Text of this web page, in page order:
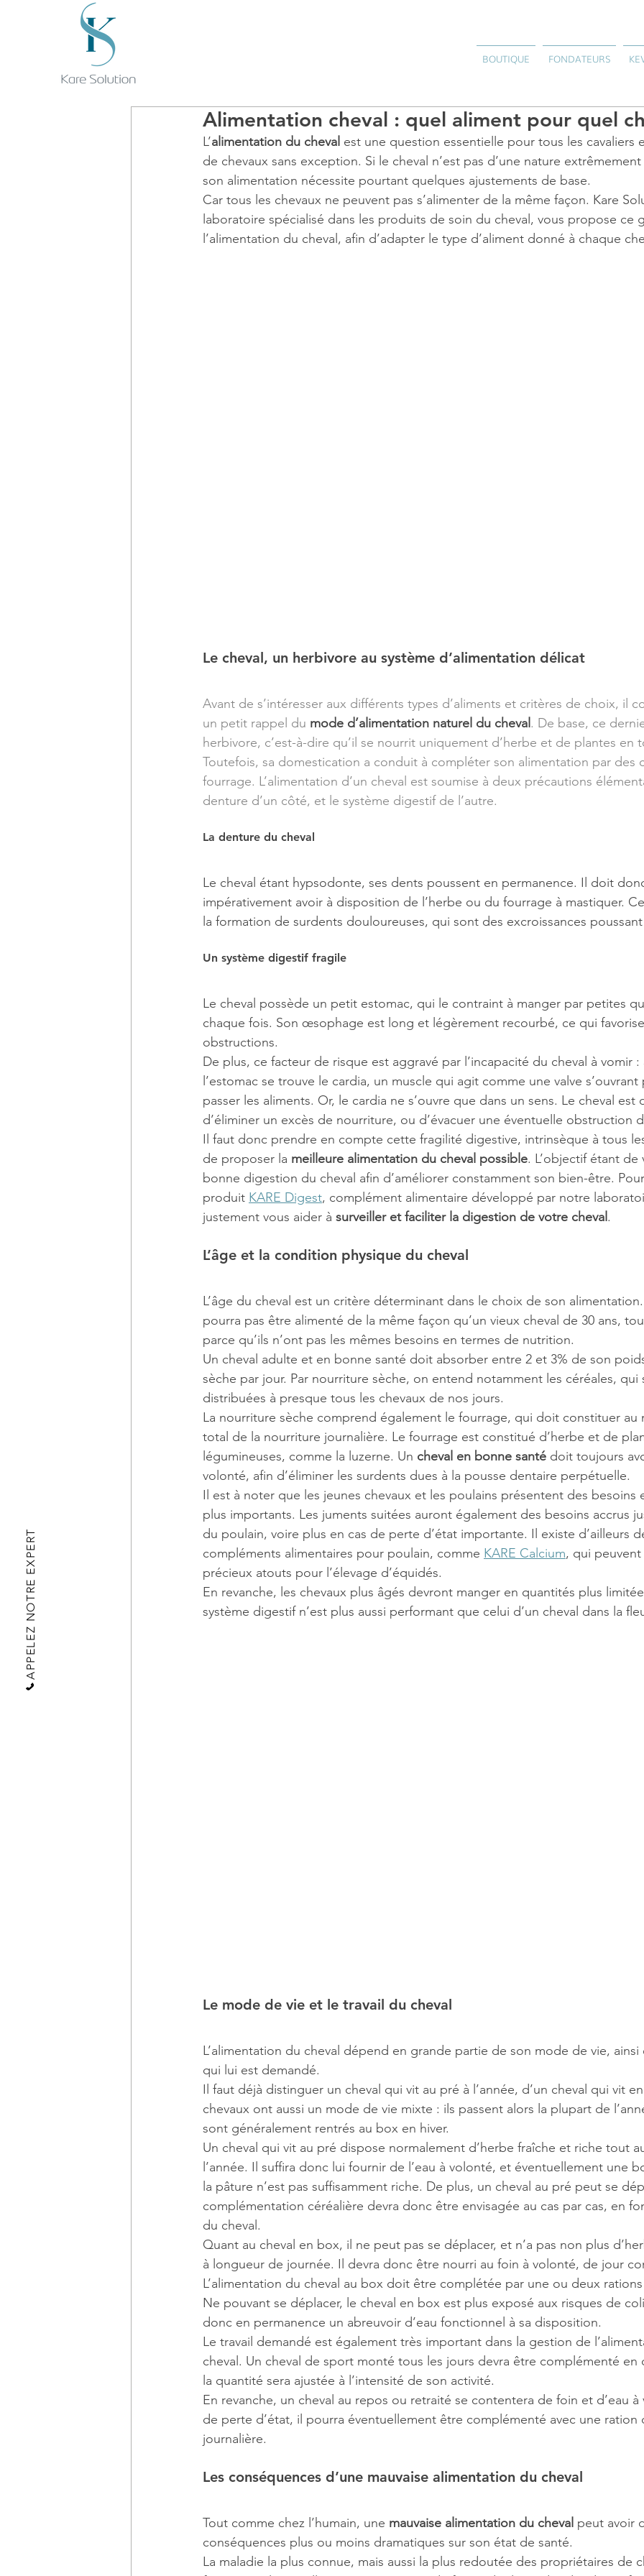
BOUTIQUE FONDATEURS
APPELEZ NOTRE EXPERT
Alimentation cheval : quel aliment pour quel
L’alimentation du cheval est une question essentielle pour tous les cavaliers
de chevaux sans exception. Si le cheval n’est pas d’une nature
son alimentation nécessite pourtant quelques ajustements de base.
Car tous les chevaux ne peuvent pas s’alimenter de la même façon. Kare
laboratoire spécialisé dans les produits de soin du cheval, vous propose ce
l’alimentation du cheval, afin d’adapter le type d’aliment donné à chaque
Le cheval, un herbivore au système d’alimentation délicat
Avant de s’intéresser aux différents types d’aliments et critères de choix, il
un petit rappel du mode d’alimentation naturel du cheval . De base, ce
herbivore, c’est-à-dire qu’il se nourrit uniquement d’herbe et de plantes en
Toutefois, sa domestication a conduit à compléter son alimentation par des
fourrage. L’alimentation d’un cheval est soumise à deux précautions
denture d’un côté, et le système digestif de l’autre.
La denture du cheval
Le cheval étant hypsodonte, ses dents poussent en permanence. Il doit
impérativement avoir à disposition de l’herbe ou du fourrage à mastiquer.
la formation de surdents douloureuses, qui sont des excroissances
Un système digestif fragile
Le cheval possède un petit estomac, qui le contraint à manger par petites
chaque fois. Son œsophage est long et légèrement recourbé, ce qui
obstructions.
De plus, ce facteur de risque est aggravé par l’incapacité du cheval à vomir :
l’estomac se trouve le cardia, un muscle qui agit comme une valve s’ouvrant
passer les aliments. Or, le cardia ne s’ouvre que dans un sens. Le cheval est
d’éliminer un excès de nourriture, ou d’évacuer une éventuelle obstruction
Il faut donc prendre en compte cette fragilité digestive, intrinsèque à tous
de proposer la meilleure alimentation du cheval possible. L’objectif étant de
bonne digestion du cheval afin d’améliorer constamment son bien-être.
produit KARE Digest, complément alimentaire développé par notre
justement vous aider à surveiller et faciliter la digestion de votre cheval .
L’âge et la condition physique du cheval
L’âge du cheval est un critère déterminant dans le choix de son
pourra pas être alimenté de la même façon qu’un vieux cheval de 30 ans,
parce qu’ils n’ont pas les mêmes besoins en termes de nutrition.
Un cheval adulte et en bonne santé doit absorber entre 2 et 3% de son
sèche par jour. Par nourriture sèche, on entend notamment les céréales, qui
distribuées à presque tous les chevaux de nos jours.
La nourriture sèche comprend également le fourrage, qui doit constituer au
total de la nourriture journalière. Le fourrage est constitué d’herbe et de
légumineuses, comme la luzerne. Un cheval en bonne santé doit toujours
volonté, afin d’éliminer les surdents dues à la pousse dentaire perpétuelle.
Il est à noter que les jeunes chevaux et les poulains présentent des besoins
plus importants. Les juments suitées auront également des besoins accrus
du poulain, voire plus en cas de perte d’état importante. Il existe d’ailleurs
compléments alimentaires pour poulain, comme KARE Calcium, qui
précieux atouts pour l’élevage d’équidés.
En revanche, les chevaux plus âgés devront manger en quantités plus
système digestif n’est plus aussi performant que celui d’un cheval dans la
Le mode de vie et le travail du cheval
L’alimentation du cheval dépend en grande partie de son mode de vie, ainsi
qui lui est demandé.
Il faut déjà distinguer un cheval qui vit au pré à l’année, d’un cheval qui vit
chevaux ont aussi un mode de vie mixte : ils passent alors la plupart de
sont généralement rentrés au box en hiver.
Un cheval qui vit au pré dispose normalement d’herbe fraîche et riche tout
l’année. Il suffira donc lui fournir de l’eau à volonté, et éventuellement une
la pâture n’est pas suffisamment riche. De plus, un cheval au pré peut se
complémentation céréalière devra donc être envisagée au cas par cas, en
du cheval.
Quant au cheval en box, il ne peut pas se déplacer, et n’a pas non plus
à longueur de journée. Il devra donc être nourri au foin à volonté, de jour
L’alimentation du cheval au box doit être complétée par une ou deux
Ne pouvant se déplacer, le cheval en box est plus exposé aux risques de
donc en permanence un abreuvoir d’eau fonctionnel à sa disposition.
Le travail demandé est également très important dans la gestion de
cheval. Un cheval de sport monté tous les jours devra être complémenté en
la quantité sera ajustée à l’intensité de son activité.
En revanche, un cheval au repos ou retraité se contentera de foin et d’eau à
de perte d’état, il pourra éventuellement être complémenté avec une ration
journalière.
Les conséquences d’une mauvaise alimentation du cheval
Tout comme chez l’humain, une mauvaise alimentation du cheval peut avoir
conséquences plus ou moins dramatiques sur son état de santé.
La maladie la plus connue, mais aussi la plus redoutée des propriétaires de